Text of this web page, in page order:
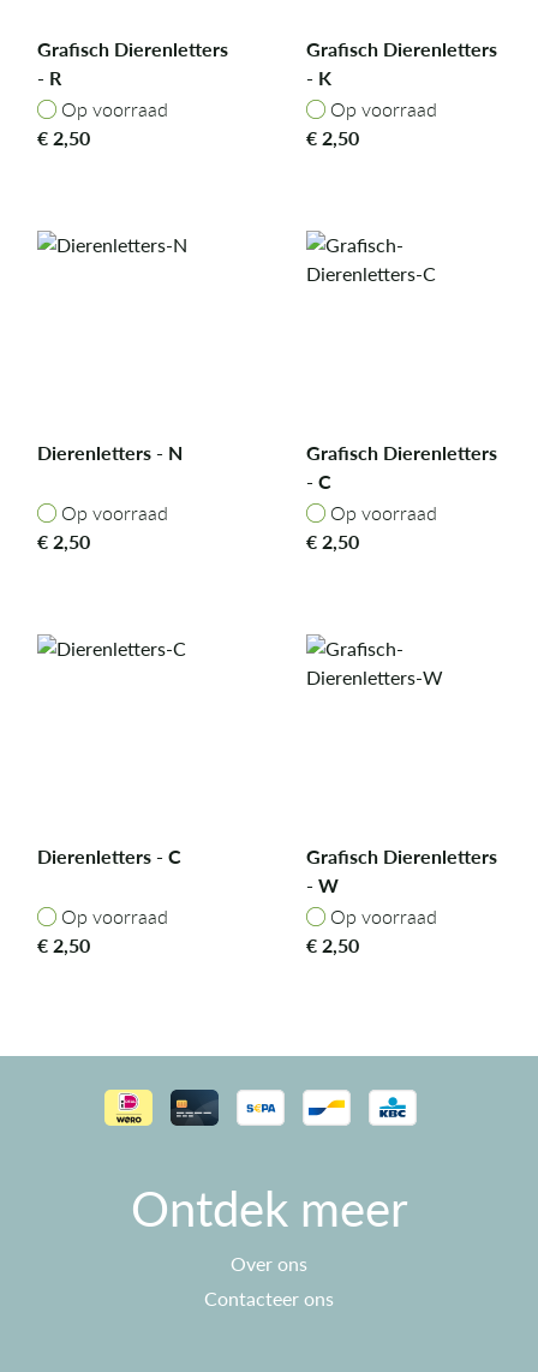
Grafisch Dierenletters
- R
Op voorraad
Op voorraad
€2,50
Grafisch Dierenletters
- K
Op voorraad
Op voorraad
€2,50
Dierenletters - N
Op voorraad
Op voorraad
€2,50
Grafisch Dierenletters
- C
Op voorraad
Op voorraad
€2,50
Dierenletters - C
Op voorraad
Op voorraad
€2,50
Grafisch Dierenletters
- W
Op voorraad
Op voorraad
€2,50
Ontdek meer
Over ons
Contacteer ons